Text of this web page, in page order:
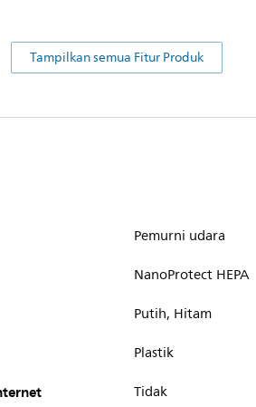
Tampilkan semua Fitur Produk
Pemurni udara
NanoProtect HEPA
Putih, Hitam
Plastik
Tidak